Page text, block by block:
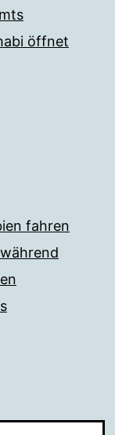
öffnet
fahren